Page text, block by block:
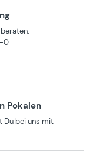
0
Pokalen
Du bei uns mit